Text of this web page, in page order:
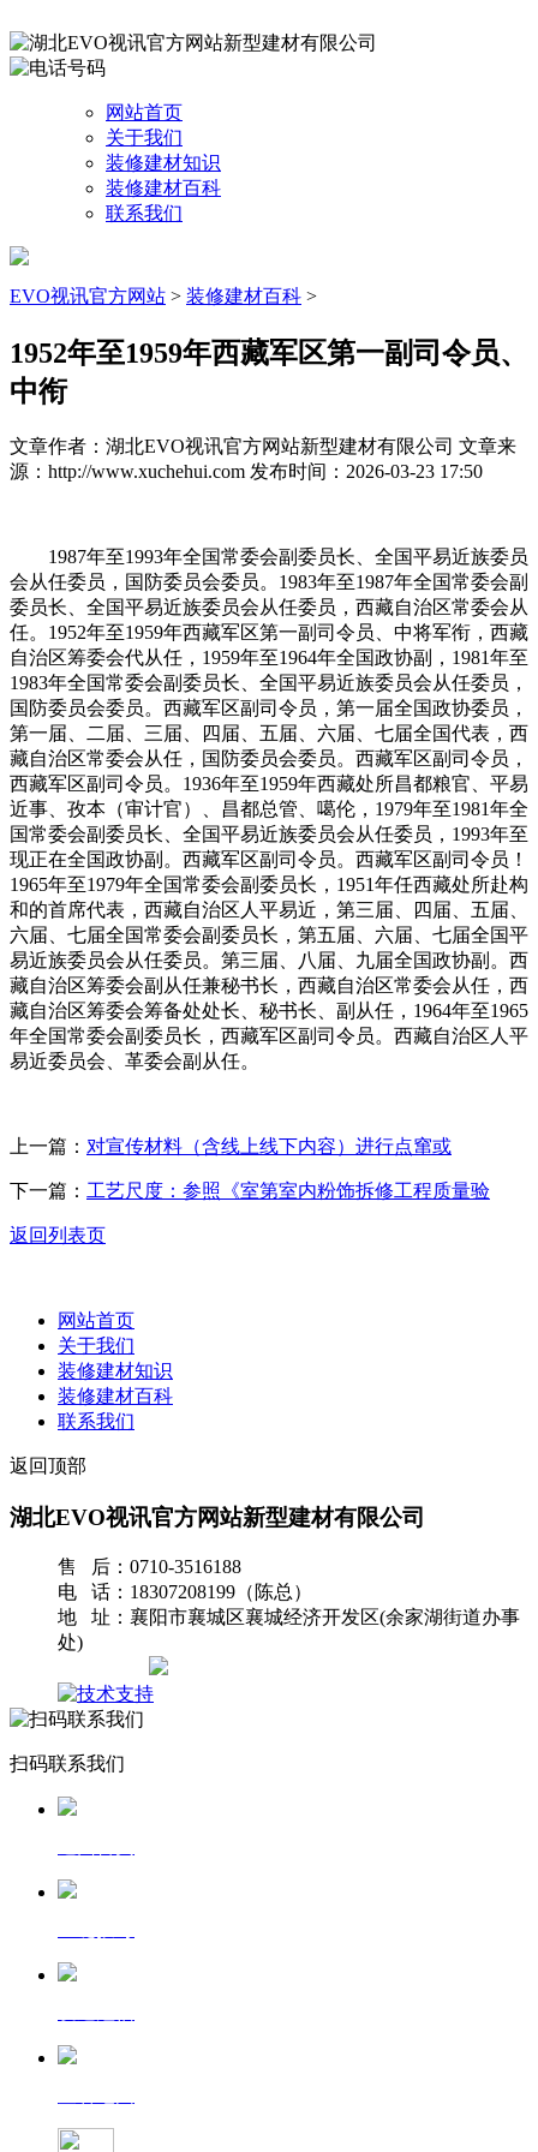
网站首页
关于我们
装修建材知识
装修建材百科
联系我们
EVO视讯官方网站 > 装修建材百科 >
1952年至1959年西藏军区第一副司令员、
中衔
文章作者：湖北EVO视讯官方网站新型建材有限公司 文章来
源：http://www.xuchehui.com 发布时间：2026-03-23 17:50
1987年至1993年全国常委会副委员长、全国平易近族委员
会从任委员，国防委员会委员。1983年至1987年全国常委会副
委员长、全国平易近族委员会从任委员，西藏自治区常委会从
任。1952年至1959年西藏军区第一副司令员、中将军衔，西藏
自治区筹委会代从任，1959年至1964年全国政协副，1981年至
1983年全国常委会副委员长、全国平易近族委员会从任委员，
国防委员会委员。西藏军区副司令员，第一届全国政协委员，
第一届、二届、三届、四届、五届、六届、七届全国代表，西
藏自治区常委会从任，国防委员会委员。西藏军区副司令员，
西藏军区副司令员。1936年至1959年西藏处所昌都粮官、平易
近事、孜本（审计官）、昌都总管、噶伦，1979年至1981年全
国常委会副委员长、全国平易近族委员会从任委员，1993年至
现正在全国政协副。西藏军区副司令员。西藏军区副司令员！
1965年至1979年全国常委会副委员长，1951年任西藏处所赴构
和的首席代表，西藏自治区人平易近，第三届、四届、五届、
六届、七届全国常委会副委员长，第五届、六届、七届全国平
易近族委员会从任委员。第三届、八届、九届全国政协副。西
藏自治区筹委会副从任兼秘书长，西藏自治区常委会从任，西
藏自治区筹委会筹备处处长、秘书长、副从任，1964年至1965
年全国常委会副委员长，西藏军区副司令员。西藏自治区人平
易近委员会、革委会副从任。
上一篇： 对宣传材料（含线上线下内容）进行点窜或
下一篇： 工艺尺度：参照《室第室内粉饰拆修工程质量验
返回列表页
网站首页
关于我们
装修建材知识
装修建材百科
联系我们
返回顶部
湖北EVO视讯官方网站新型建材有限公司
售 后：0710-3516188
电 话：18307208199（陈总）
地 址：襄阳市襄城区襄城经济开发区(余家湖街道办事
处)
扫码联系我们